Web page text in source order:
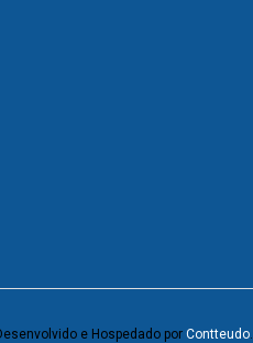
e Hospedado por Contteudo